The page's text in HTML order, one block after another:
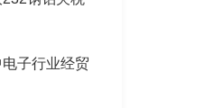
子行业经贸